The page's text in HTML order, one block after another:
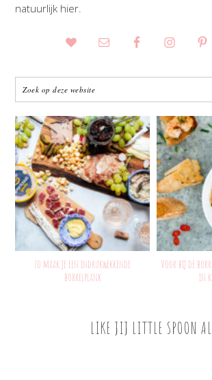
natuurlijk hier.
Zo maak je een indrukwekkende
borrelplank
Voor bij de
in
LIKE JIJ LITTLE SPOON